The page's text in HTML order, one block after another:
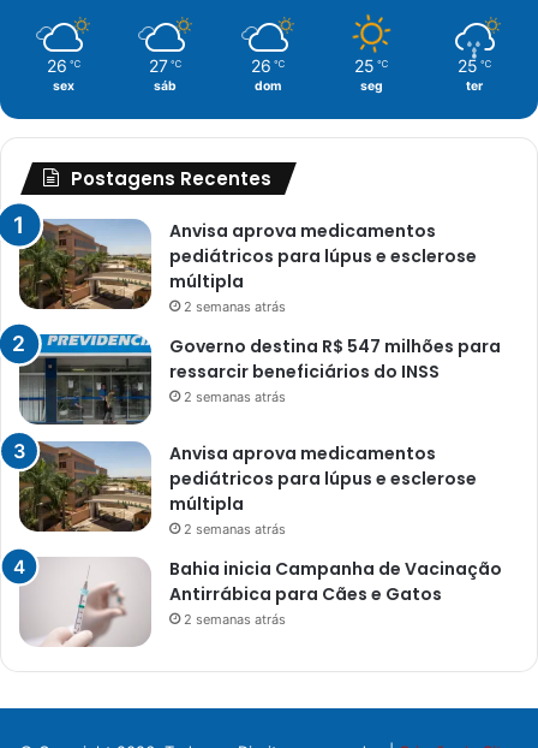
26 ℃
sex
27 ℃
sáb
26 ℃
dom
25 ℃
seg
25 ℃
ter
Postagens Recentes
Anvisa aprova medicamentos
pediátricos para lúpus e esclerose
múltipla
2 semanas atrás
Governo destina R$ 547 milhões para
ressarcir beneficiários do INSS
2 semanas atrás
Anvisa aprova medicamentos
pediátricos para lúpus e esclerose
múltipla
2 semanas atrás
Bahia inicia Campanha de Vacinação
Antirrábica para Cães e Gatos
2 semanas atrás